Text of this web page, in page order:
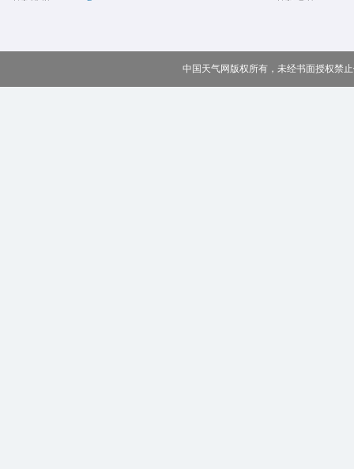
中国天气网版权所有，未经书面授权